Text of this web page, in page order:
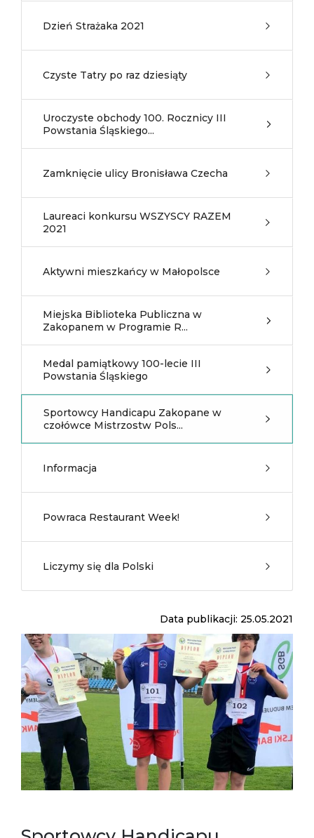
Dzień Strażaka 2021
Czyste Tatry po raz dziesiąty
Uroczyste obchody 100. Rocznicy III
Powstania Śląskiego...
Zamknięcie ulicy Bronisława Czecha
Laureaci konkursu WSZYSCY RAZEM
2021
Aktywni mieszkańcy w Małopolsce
Miejska Biblioteka Publiczna w
Zakopanem w Programie R...
Medal pamiątkowy 100-lecie III
Powstania Śląskiego
Sportowcy Handicapu Zakopane w
czołówce Mistrzostw Pols...
Informacja
Powraca Restaurant Week!
Liczymy się dla Polski
Data publikacji: 25.05.2021